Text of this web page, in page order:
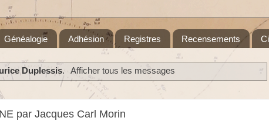
Généalogie Adhésion Registres Recensements
Duplessis. Afficher tous les messages
par Jacques Carl Morin